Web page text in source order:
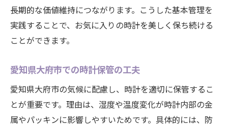
長期的な価値維持につながります。こうした基本管理を
実践することで、お気に入りの時計を美しく保ち続ける
ことができます。
愛知県大府市での時計保管の工夫
愛知県大府市の気候に配慮し、時計を適切に保管するこ
とが重要です。理由は、湿度や温度変化が時計内部の金
属やパッキンに影響しやすいためです。具体的には、防